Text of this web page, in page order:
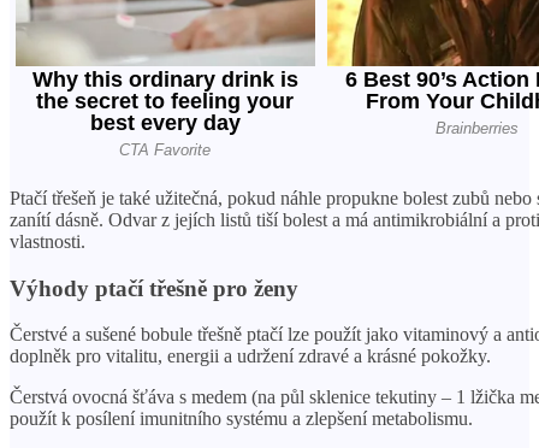
Ptačí třešeň je také užitečná, pokud náhle propukne bolest zubů nebo
zanítí dásně. Odvar z jejích listů tiší bolest a má antimikrobiální a
vlastnosti.
Výhody ptačí třešně pro ženy
Čerstvé a sušené bobule třešně ptačí lze použít jako vitaminový a
doplněk pro vitalitu, energii a udržení zdravé a krásné pokožky.
Čerstvá ovocná šťáva s medem (na půl sklenice tekutiny – 1 lžička
použít k posílení imunitního systému a zlepšení metabolismu.